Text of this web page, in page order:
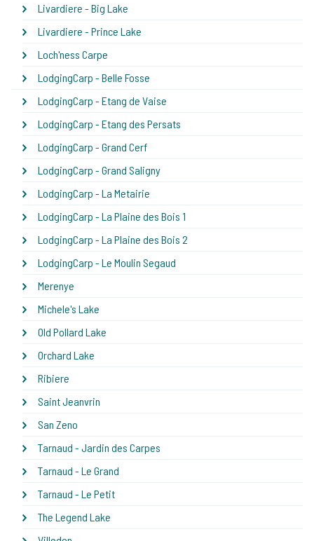
Livardiere - Big Lake
Livardiere - Prince Lake
Loch'ness Carpe
LodgingCarp - Belle Fosse
LodgingCarp - Etang de Vaise
LodgingCarp - Etang des Persats
LodgingCarp - Grand Cerf
LodgingCarp - Grand Saligny
LodgingCarp - La Metairie
LodgingCarp - La Plaine des Bois 1
LodgingCarp - La Plaine des Bois 2
LodgingCarp - Le Moulin Segaud
Merenye
Michele's Lake
Old Pollard Lake
Orchard Lake
Ribiere
Saint Jeanvrin
San Zeno
Tarnaud - Jardin des Carpes
Tarnaud - Le Grand
Tarnaud - Le Petit
The Legend Lake